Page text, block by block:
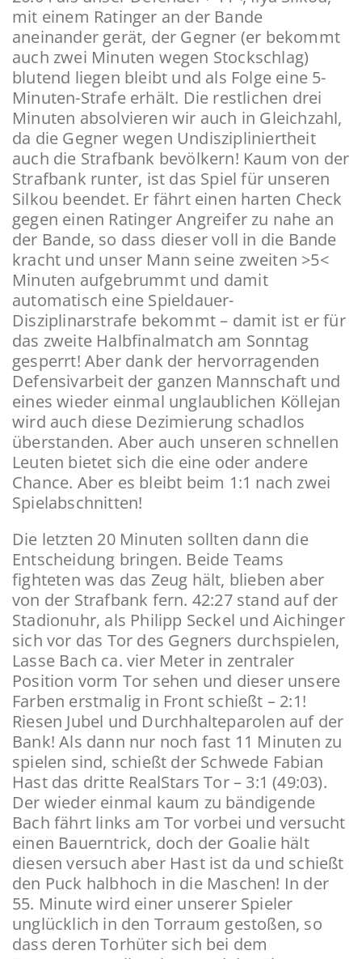
mit einem Ratinger an der Bande
aneinander gerät, der Gegner (er bekommt
auch zwei Minuten wegen Stockschlag)
blutend liegen bleibt und als Folge eine 5-
Minuten-Strafe erhält. Die restlichen drei
Minuten absolvieren wir auch in Gleichzahl,
da die Gegner wegen Undiszipliniertheit
auch die Strafbank bevölkern! Kaum von der
Strafbank runter, ist das Spiel für unseren
Silkou beendet. Er fährt einen harten Check
gegen einen Ratinger Angreifer zu nahe an
der Bande, so dass dieser voll in die Bande
kracht und unser Mann seine zweiten >5<
Minuten aufgebrummt und damit
automatisch eine Spieldauer-
Disziplinarstrafe bekommt – damit ist er für
das zweite Halbfinalmatch am Sonntag
gesperrt! Aber dank der hervorragenden
Defensivarbeit der ganzen Mannschaft und
eines wieder einmal unglaublichen Köllejan
wird auch diese Dezimierung schadlos
überstanden. Aber auch unseren schnellen
Leuten bietet sich die eine oder andere
Chance. Aber es bleibt beim 1:1 nach zwei
Spielabschnitten!
Die letzten 20 Minuten sollten dann die
Entscheidung bringen. Beide Teams
fighteten was das Zeug hält, blieben aber
von der Strafbank fern. 42:27 stand auf der
Stadionuhr, als Philipp Seckel und Aichinger
sich vor das Tor des Gegners durchspielen,
Lasse Bach ca. vier Meter in zentraler
Position vorm Tor sehen und dieser unsere
Farben erstmalig in Front schießt – 2:1!
Riesen Jubel und Durchhalteparolen auf der
Bank! Als dann nur noch fast 11 Minuten zu
spielen sind, schießt der Schwede Fabian
Hast das dritte RealStars Tor – 3:1 (49:03).
Der wieder einmal kaum zu bändigende
Bach fährt links am Tor vorbei und versucht
einen Bauerntrick, doch der Goalie hält
diesen versuch aber Hast ist da und schießt
den Puck halbhoch in die Maschen! In der
55. Minute wird einer unserer Spieler
unglücklich in den Torraum gestoßen, so
dass deren Torhüter sich bei dem